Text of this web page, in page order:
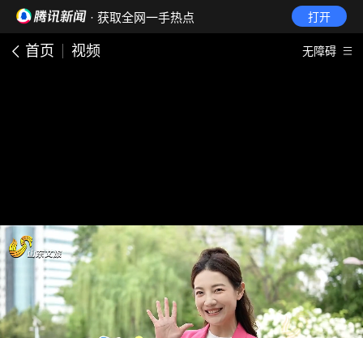
· 获取全网一手热点 打开
首页 视频 无障碍